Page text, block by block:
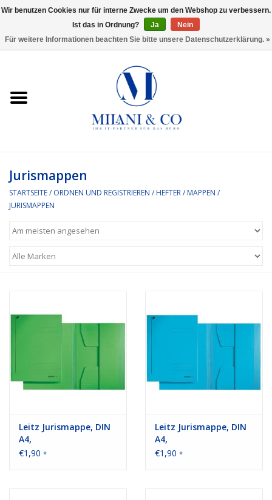
Bürobedarf
Ordnen und Registrieren
Rund um den Schreibtisch
Kleben und versenden
Software
Jurismappen
STARTSEITE/ ORDNEN UND REGISTRIEREN / HEFTER / MAPPEN /
JURISMAPPEN
Leitz Jurismappe, DIN
A4,
€1,90 *
Leitz Jurismappe, DIN
A4,
€1,90 *
Wir benutzen Cookies nur für interne Zwecke um den Webshop zu verbessern.
Ist das in Ordnung?
Ja
Nein
Für weitere Informationen beachten Sie bitte unsere Datenschutzerklärung. »